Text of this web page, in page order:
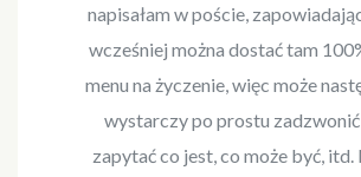
napisałam w poście,
wcześniej można dostać tam
menu na życzenie, więc może
wystarczy po prostu zadzwonić
zapytać co jest, co może być,